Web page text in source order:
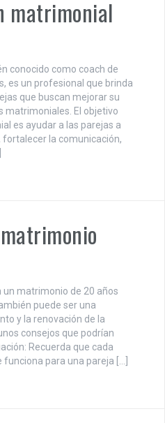
matrimonial
conocido como coach de
es un profesional que brinda
que buscan mejorar su
matrimoniales. El objetivo
es ayudar a las parejas a
la comunicación,
un matrimonio de 20 años
puede ser una
y la renovación de la
consejos que podrían
Recuerda que cada
para una pareja […]